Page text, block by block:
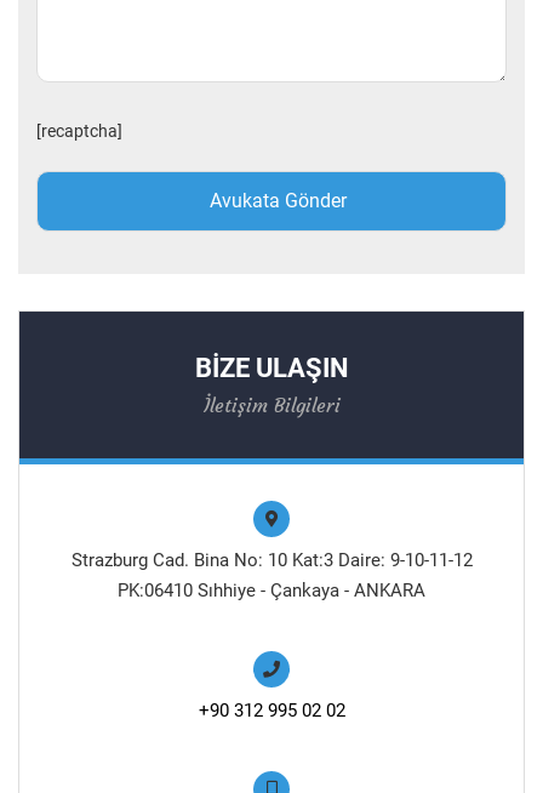
[recaptcha]
BİZE ULAŞIN
İletişim Bilgileri
Strazburg Cad. Bina No: 10 Kat:3 Daire: 9-10-11-12
PK:06410 Sıhhiye - Çankaya - ANKARA
+90 312 995 02 02